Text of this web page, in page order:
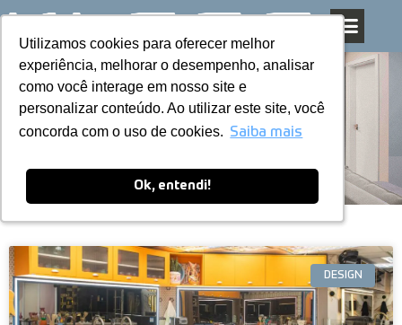
Utilizamos cookies para oferecer melhor
experiência, melhorar o desempenho, analisar
como você interage em nosso site e
personalizar conteúdo. Ao utilizar este site, você
concorda com o uso de cookies. Saiba mais
Ok, entendi!
Utilizamos cookies para oferecer melhor
experiência, melhorar o desempenho, analisar
como você interage em nosso site e
personalizar conteúdo. Ao utilizar este site, você
concorda com o uso de cookies. Saiba mais
Ok, entendi!
Pular
para
o
conteúdo
Blog
DESIGN